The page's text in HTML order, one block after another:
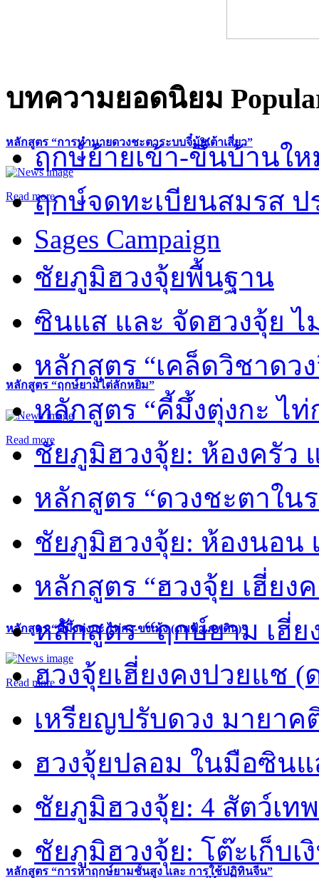
หลักสูตร “การทำนายดวงชะตาระบบจี๋มุ้ยเต้าเสี่ยว”
Read more
หลักสูตร “ฤกษ์ยามไต่ลักหยิ่ม”
Read more
หลักสูตร “คี้มึ้งตุ่งกะ ไท่กง-ขงเม้ง (ภพฟ้า ภพดิน)”
Read more
หลักสูตร “การหาฤกษ์ยามชั้นสูง และ การใช้ปฏิทินจีน”
บทความยอดนิยม
ฤกษ์ย้ายเข้า-ขึ้นบ้านให
ฤกษ์จดทะเบียนสมรส ป
Sages Campaign
ชัยภูมิฮวงจุ้ยพื้นฐาน
ซินแส และ จัดฮวงจุ้ย ไ
หลักสูตร “เคล็ดวิชาดว
หลักสูตร “คี้มึ้งตุ่งกะ ไ
ชัยภูมิฮวงจุ้ย: ห้องครัว
หลักสูตร “ดวงชะตาใน
ชัยภูมิฮวงจุ้ย: ห้องนอน
หลักสูตร “ฮวงจุ้ย เฮี่ยง
หลักสูตร “ฤกษ์ยาม เฮี่ย
ฮวงจุ้ยเฮี่ยงคงปวยแช (
เหรียญปรับดวง มายา
ฮวงจุ้ยปลอม ในมือซิน
ชัยภูมิฮวงจุ้ย: 4 สัตว์เทพ
ชัยภูมิฮวงจุ้ย: โต๊ะเก็บเ